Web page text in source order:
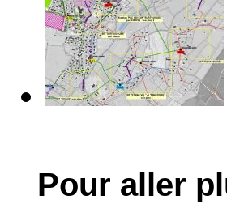
Pour aller